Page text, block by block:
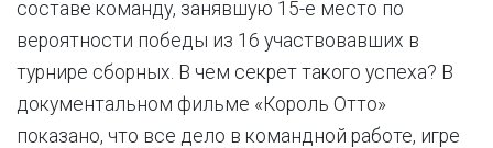
составе команду, занявшую 15-е место по
вероятности победы из 16 участвовавших в
турнире сборных. В чем секрет такого успеха? В
документальном фильме «Король Отто»
показано, что все дело в командной работе, игре